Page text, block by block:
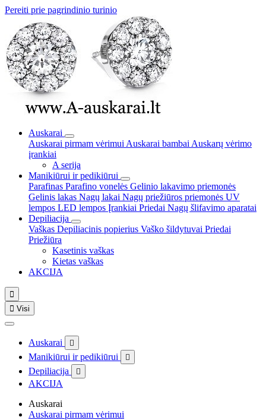
Pereiti prie pagrindinio turinio
Auskarai
Auskarai pirmam vėrimui Auskarai bambai Auskarų vėrimo
įrankiai
A serija
Manikiūrui ir pedikiūrui
Parafinas Parafino vonelės Gelinio lakavimo priemonės
Gelinis lakas Nagų lakai Nagų priežiūros priemonės UV
lempos LED lempos Įrankiai Priedai Nagų šlifavimo aparatai
Depiliacija
Vaškas Depiliacinis popierius Vaško šildytuvai Priedai
Priežiūra
Kasetinis vaškas
Kietas vaškas
AKCIJA

 Visi
Auskarai 
Manikiūrui ir pedikiūrui 
Depiliacija 
AKCIJA
Auskarai
Auskarai pirmam vėrimui